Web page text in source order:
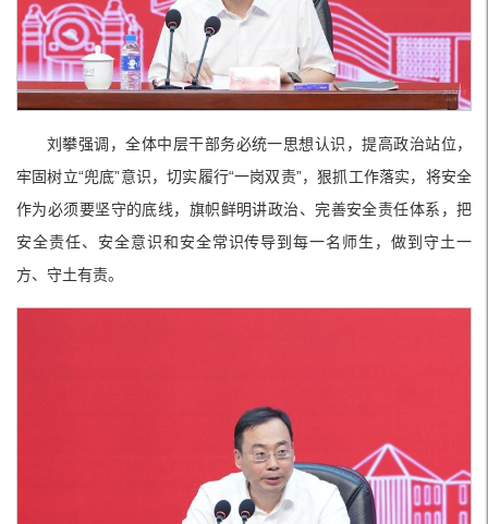
刘攀强调，全体中层干部务必统一思想认识，提高政治站位，
牢固树立“兜底”意识，切实履行“一岗双责”，狠抓工作落实，将安全
作为必须要坚守的底线，旗帜鲜明讲政治、完善安全责任体系，把
安全责任、安全意识和安全常识传导到每一名师生，做到守土一
方、守土有责。